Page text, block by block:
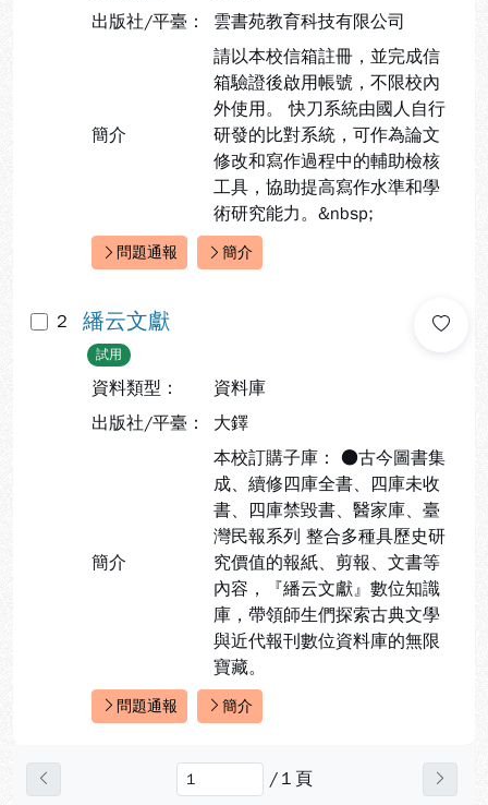
出版社/平臺：
雲書苑教育科技有限公司
簡介
請以本校信箱註冊，並完成信
箱驗證後啟用帳號，不限校內
外使用。 快刀系統由國人自行
研發的比對系統，可作為論文
修改和寫作過程中的輔助檢核
工具，協助提高寫作水準和學
術研究能力。&nbsp;
快速連結：
問題通報 簡介
2 繙云文獻
試用
資料類型：
資料庫
出版社/平臺：
大鐸
簡介
本校訂購子庫： ●古今圖書集
成、續修四庫全書、四庫未收
書、四庫禁毀書、醫家庫、臺
灣民報系列 整合多種具歷史研
究價值的報紙、剪報、文書等
內容，『繙云文獻』數位知識
庫，帶領師生們探索古典文學
與近代報刊數位資料庫的無限
寶藏。
快速連結：
問題通報 簡介
/ 1 頁